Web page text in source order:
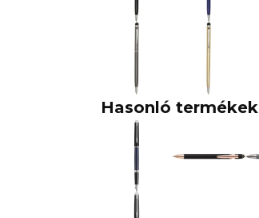
Hasonló termékek